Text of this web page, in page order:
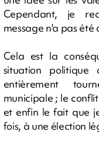
Cependant, je
message n'a pas été
Cela est la
situation
entièrement
municipale ; le
et enfin le fait que
fois, à une élection